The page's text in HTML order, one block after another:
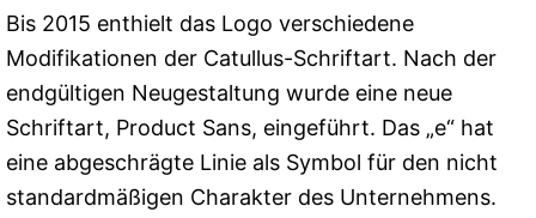
Bis 2015 enthielt das Logo verschiedene
Modifikationen der Catullus-Schriftart. Nach der
endgültigen Neugestaltung wurde eine neue
Schriftart, Product Sans, eingeführt. Das „e“ hat
eine abgeschrägte Linie als Symbol für den nicht
standardmäßigen Charakter des Unternehmens.